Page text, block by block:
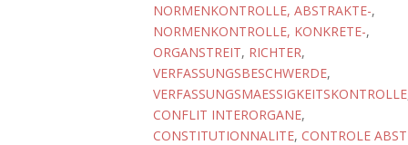
NORMENKONTROLLE, ABSTRAKTE-,
NORMENKONTROLLE, KONKRETE-,
ORGANSTREIT, RICHTER,
VERFASSUNGSBESCHWERDE,
VERFASSUNGSMAESSIGKEITSKONTROLLE
CONFLIT INTERORGANE,
CONSTITUTIONNALITE, CONTROLE